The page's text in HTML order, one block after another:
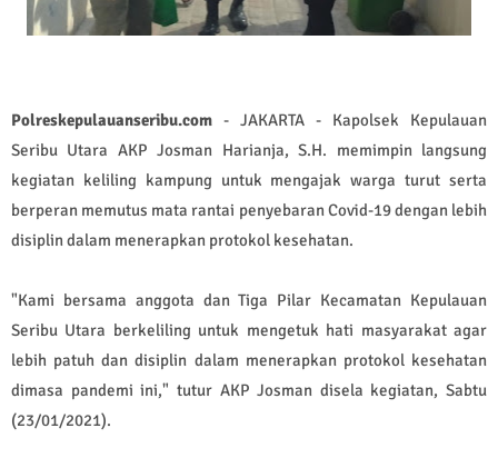
Polreskepulauanseribu.com - JAKARTA - Kapolsek Kepulauan
Seribu Utara AKP Josman Harianja, S.H. memimpin langsung
kegiatan keliling kampung untuk mengajak warga turut serta
berperan memutus mata rantai penyebaran Covid-19 dengan lebih
disiplin dalam menerapkan protokol kesehatan.
"Kami bersama anggota dan Tiga Pilar Kecamatan Kepulauan
Seribu Utara berkeliling untuk mengetuk hati masyarakat agar
lebih patuh dan disiplin dalam menerapkan protokol kesehatan
dimasa pandemi ini," tutur AKP Josman disela kegiatan, Sabtu
(23/01/2021).